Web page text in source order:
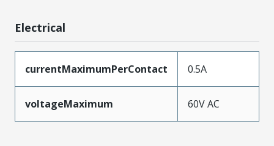
Electrical
currentMaximumPerContact 0.5A
voltageMaximum 60V AC